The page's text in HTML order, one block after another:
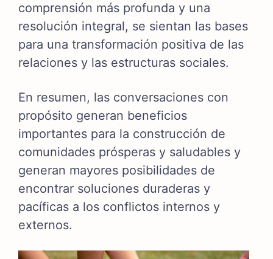
comprensión más profunda y una
resolución integral, se sientan las bases
para una transformación positiva de las
relaciones y las estructuras sociales.
En resumen, las conversaciones con
propósito generan beneficios
importantes para la construcción de
comunidades prósperas y saludables y
generan mayores posibilidades de
encontrar soluciones duraderas y
pacíficas a los conflictos internos y
externos.